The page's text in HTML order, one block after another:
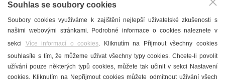
T. G. Masaryk
Mandloně
Ubytování
Restaurace
Městské muzeum a galerie
Souhlas se soubory cookies
Soubory cookies využíváme k zajištění nejlepší uživatelské zkušenosti s
našimi webovými stránkami. Podrobné informace o cookies naleznete v
sekci Více informací o cookies. Kliknutím na Přijmout všechny cookies
souhlasíte s tím, že můžeme užívat všechny typy cookies. Chcete-li povolit
užívání pouze některých typů cookies, můžete tak učinit v sekci Nastavení
cookies. Kliknutím na Nepřijmout cookies můžete odmítnout užívání všech